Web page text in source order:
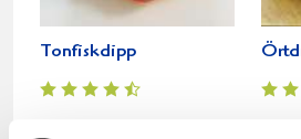
Tonfiskdipp